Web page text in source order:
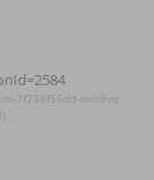
7f756f55dd-mm9vq